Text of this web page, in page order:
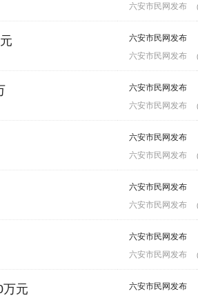
六安市民网发布
六安市民网发布
六安市民网发布
六安市民网发布
六安市民网发布
六安市民网发布
六安市民网发布
六安市民网发布
六安市民网发布
六安市民网发布
六安市民网发布
万元 六安市民网发布